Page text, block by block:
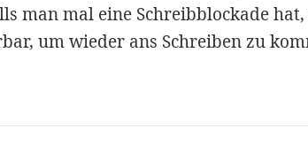
man mal eine Schreibblockade
um wieder ans Schreiben zu